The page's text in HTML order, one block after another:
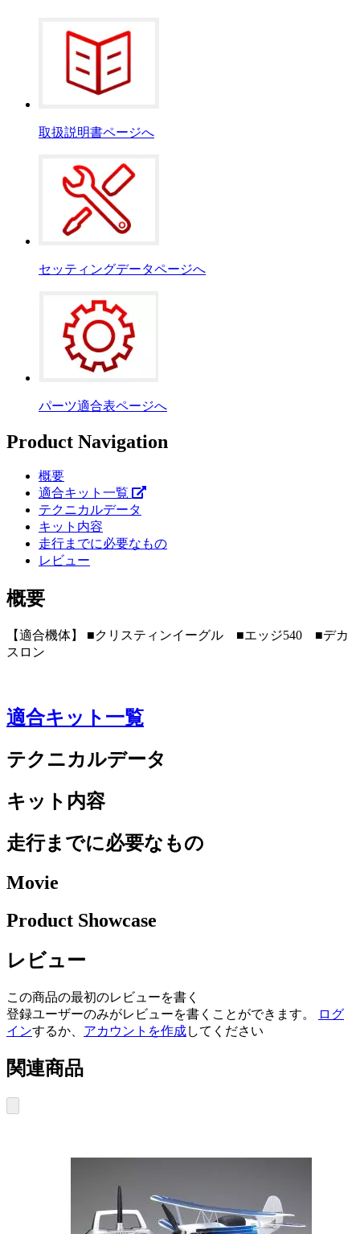
取扱説明書ページへ
セッティングデータページへ
パーツ適合表ページへ
Product Navigation
概要
適合キット一覧
テクニカルデータ
キット内容
走行までに必要なもの
レビュー
概要
【適合機体】 ■クリスティンイーグル ■エッジ540 ■デカ
スロン
適合キット一覧
テクニカルデータ
キット内容
走行までに必要なもの
Movie
Product Showcase
レビュー
この商品の最初のレビューを書く
登録ユーザーのみがレビューを書くことができます。
ログ
インするか、 アカウントを作成してください
関連商品